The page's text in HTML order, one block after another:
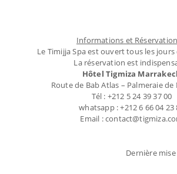
Informations et
Le Timijja Spa est ouvert tous les jours
La réservation est
Hôtel Tigmiza
Route de Bab Atlas – Palmeraie de
Tél : +212 5 24 39 37 00
whatsapp : +212 6 66 04 23
Email :
Dernière